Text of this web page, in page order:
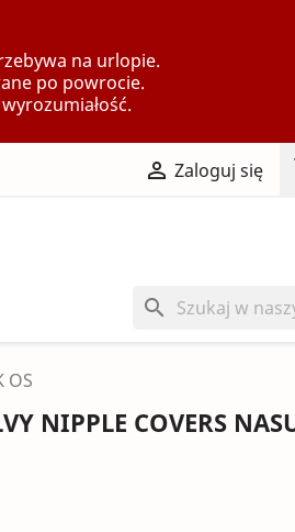
na urlopie.
po powrocie.
 Zaloguj się
search
OS
NIPPLE COVERS